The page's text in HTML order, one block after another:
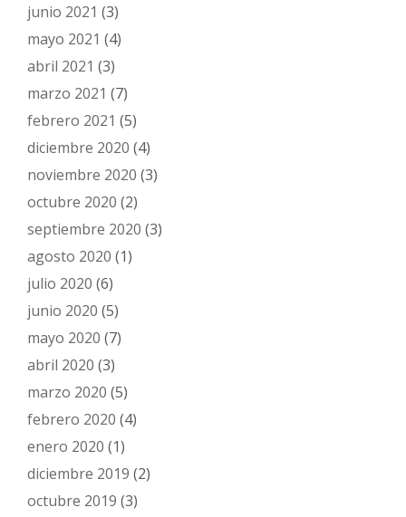
junio 2021 (3)
mayo 2021 (4)
abril 2021 (3)
marzo 2021 (7)
febrero 2021 (5)
diciembre 2020 (4)
noviembre 2020 (3)
octubre 2020 (2)
septiembre 2020 (3)
agosto 2020 (1)
julio 2020 (6)
junio 2020 (5)
mayo 2020 (7)
abril 2020 (3)
marzo 2020 (5)
febrero 2020 (4)
enero 2020 (1)
diciembre 2019 (2)
octubre 2019 (3)